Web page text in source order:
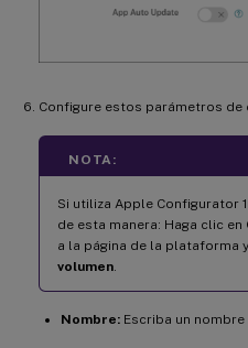
Configure estos parámetros de
NOTA:
Si utiliza Apple Configurator
de esta manera: Haga clic en
a la página de la plataforma
volumen.
Nombre: Escriba un